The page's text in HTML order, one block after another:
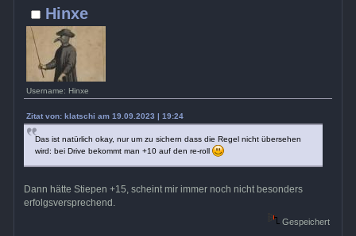
Hinxe
Username: Hinxe
Zitat von: klatschi am 19.09.2023 | 19:24
Das ist natürlich okay, nur um zu sichern dass die Regel nicht übersehen
wird: bei Drive bekommt man +10 auf den re-roll
Dann hätte Stiepen +15, scheint mir immer noch nicht besonders
erfolgsversprechend.
Gespeichert